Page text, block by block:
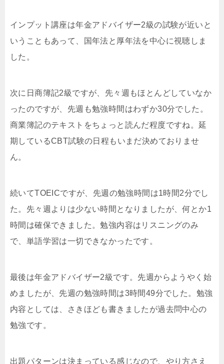
インプット講座は年金アドバイザー2級の試験が近いと
いうこともあって、国年法と厚年法を中心に視聴しま
した。
次に日商簿記2級ですが、先々週もほとんどしていなか
ったのですが、先週も勉強時間はわずか30分でした。
商業簿記のテキストをちょっと読んだ程度ですね。延
期しているCBT試験の日程もいまだ決めておりませ
ん。
続いてTOEICですが、先週の勉強時間は1時間2分でし
た。先々週よりは少ない時間となりましたが、何とか1
時間は確保できました。勉強内容はリスニングのみ
で、単語学習は一切できなかったです。
最後は年金アドバイザー2級です。先週からようやく始
めましたが、先週の勉強時間は3時間49分でした。勉強
内容としては、さきほども書きましたが過去問中心の
勉強です。
出題パターンは決まっている感じなので、やり方さえ